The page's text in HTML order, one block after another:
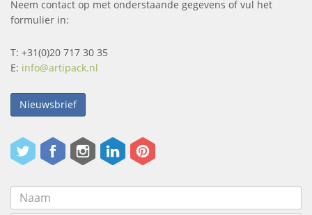
Neem contact op met onderstaande gegevens of vul het
formulier in:
T: +31(0)20 717 30 35
E: info@artipack.nl
Nieuwsbrief